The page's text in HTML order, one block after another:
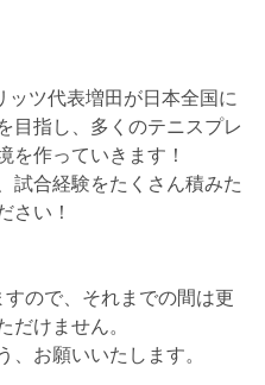
ツ代表増田が日本全国に
目指し、多くのテニスプレ
を作っていきます！
試合経験をたくさん積みた
さい！
ので、それまでの間は更
だけません。
、お願いいたします。